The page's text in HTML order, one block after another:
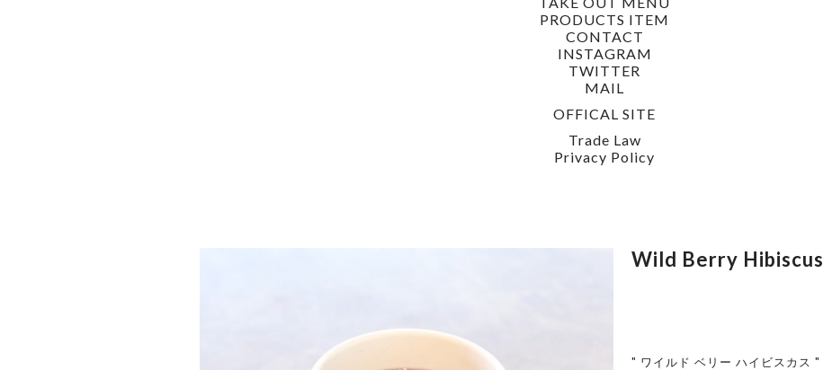
PRODUCTS ITEM
CONTACT
INSTAGRAM
TWITTER
MAIL
OFFICAL SITE
Trade Law
Privacy Policy
Wild Berry Hibiscus
" ワイルド ベリー ハイビスカス "